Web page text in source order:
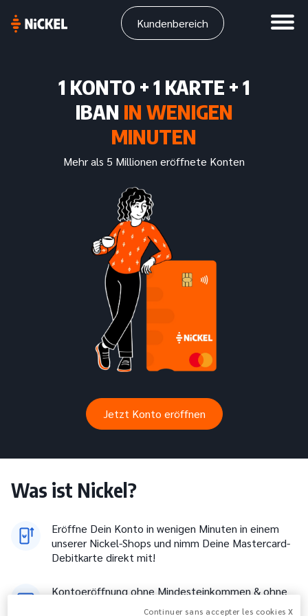
Kundenbereich
1 KONTO + 1 KARTE + 1
IBAN IN WENIGEN
MINUTEN
Mehr als 5 Millionen eröffnete Konten
Jetzt Konto eröffnen
Was ist Nickel?
Eröffne Dein Konto in wenigen Minuten in einem
unserer Nickel-Shops und nimm Deine Mastercard-
Debitkarte direkt mit!
Kontoeröffnung ohne Mindesteinkommen & ohne
Disposchulden. Akzeptierte Ausweisdokumente
Continuer sans accepter les cookies X